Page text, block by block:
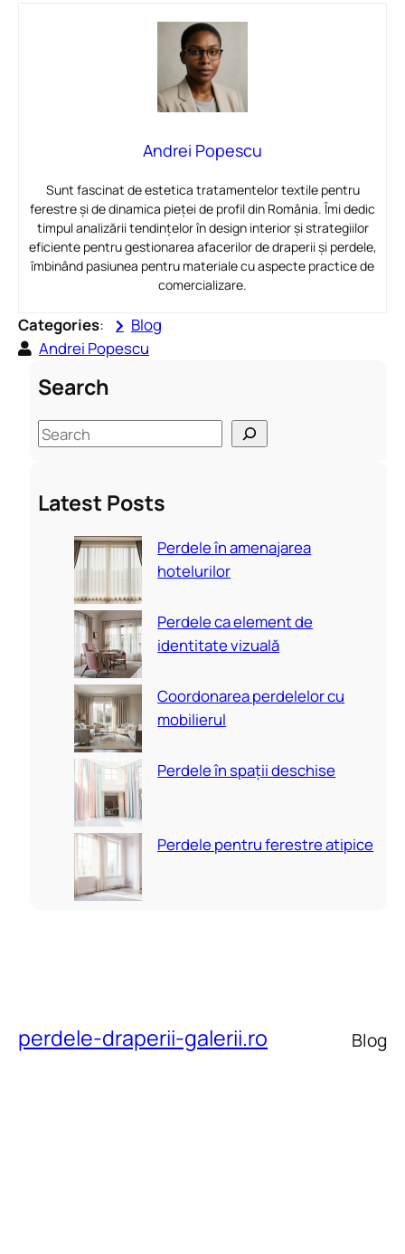
Andrei Popescu
Sunt fascinat de estetica tratamentelor textile pentru
ferestre și de dinamica pieței de profil din România. Îmi dedic
timpul analizării tendințelor în design interior și strategiilor
eficiente pentru gestionarea afacerilor de draperii și perdele,
îmbinând pasiunea pentru materiale cu aspecte practice de
comercializare.
Categories:
Blog
Andrei Popescu
Search
S
e
rLatest Posts
Perdele în amenajarea
hotelurilor
Perdele ca element de
identitate vizuală
Coordonarea perdelelor cu
mobilierul
Perdele în spații deschise
Perdele pentru ferestre atipice
perdele-draperii-galerii.ro Blog